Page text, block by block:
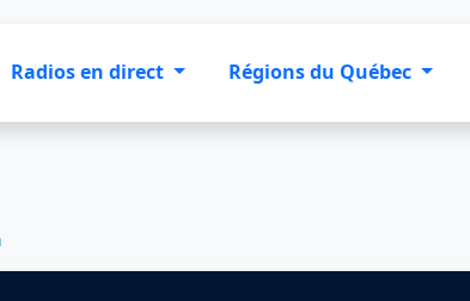
Radios en direct Régions du Québec